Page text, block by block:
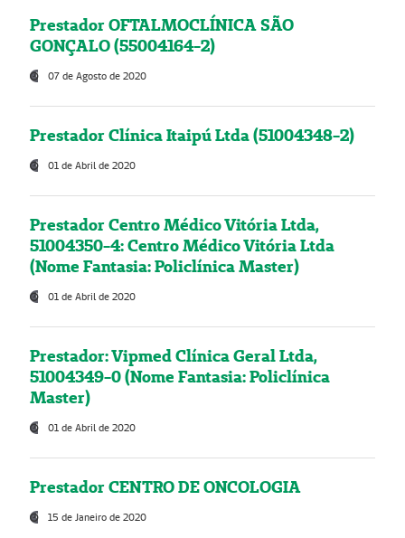
Prestador OFTALMOCLÍNICA SÃO
GONÇALO (55004164-2)
07 de Agosto de 2020
Prestador Clínica Itaipú Ltda (51004348-2)
01 de Abril de 2020
Prestador Centro Médico Vitória Ltda,
51004350-4: Centro Médico Vitória Ltda
(Nome Fantasia: Policlínica Master)
01 de Abril de 2020
Prestador: Vipmed Clínica Geral Ltda,
51004349-0 (Nome Fantasia: Policlínica
Master)
01 de Abril de 2020
Prestador CENTRO DE ONCOLOGIA
15 de Janeiro de 2020